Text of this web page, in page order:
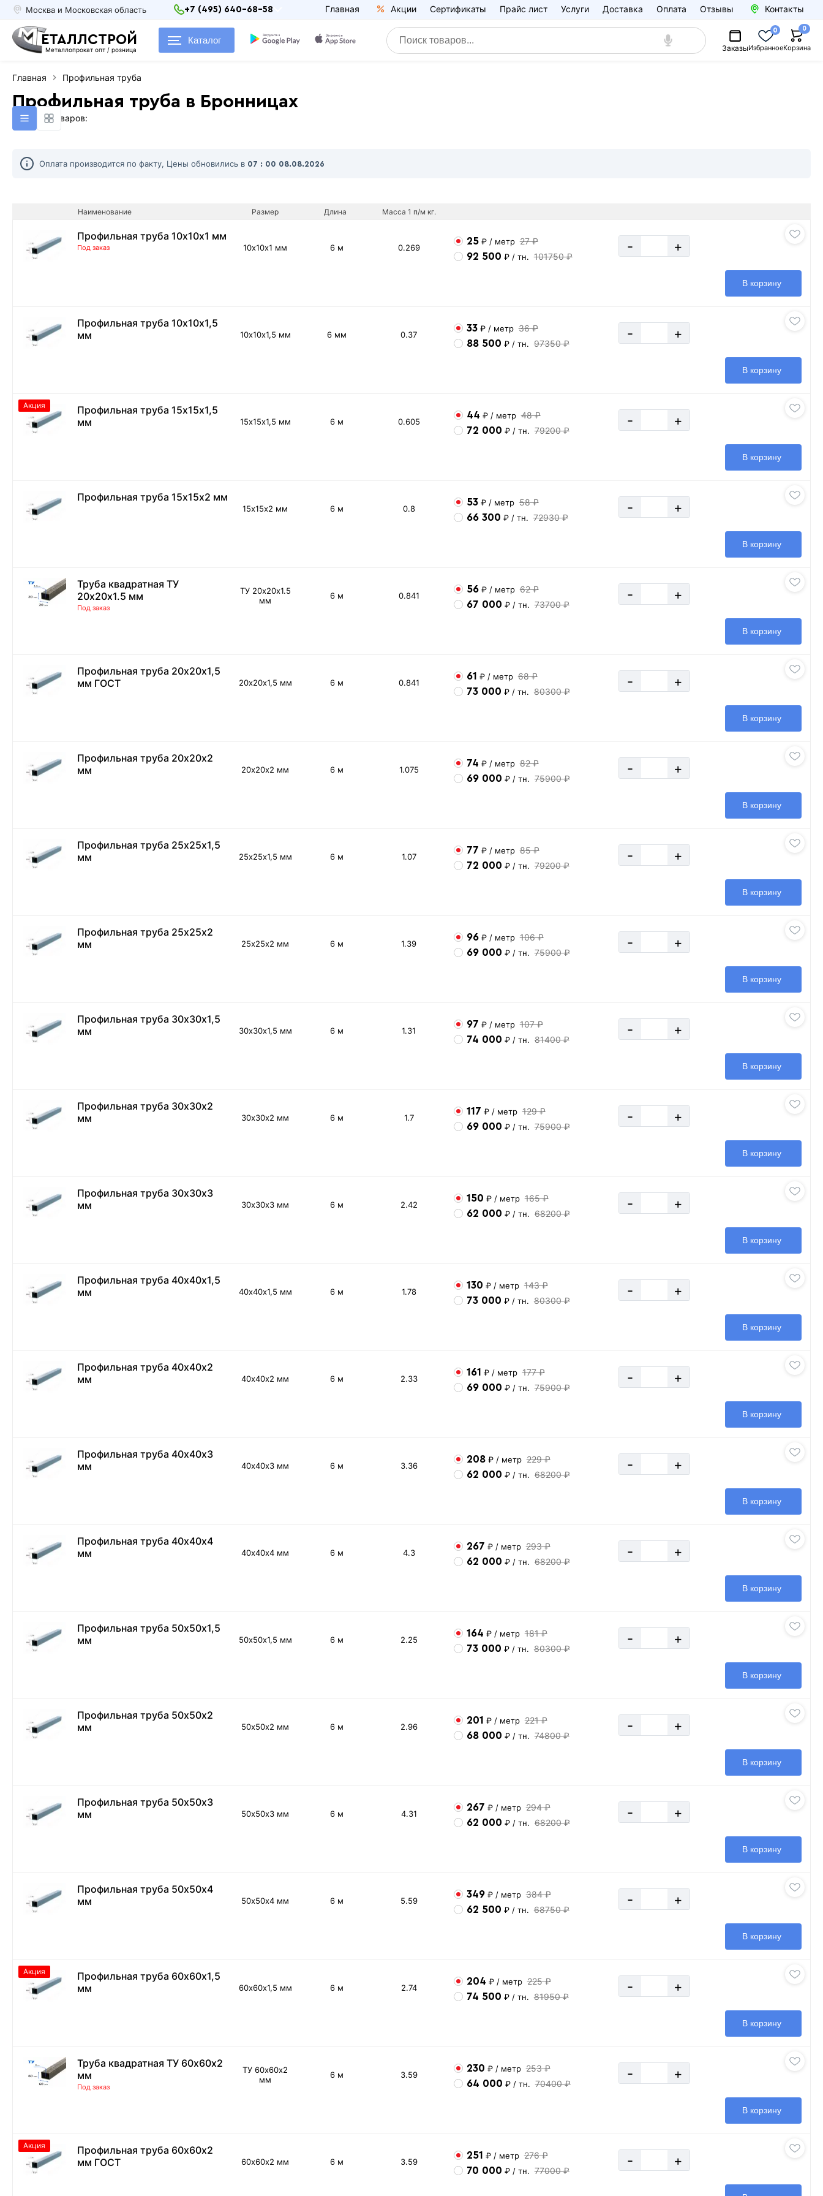
Москва и Московская область +7 (495) 640-68-58 Главная Акции Сертификаты Прайс лист Услуги Доставка Оплата Отзывы Контакты
ЕТАЛЛСТРОЙ
Металлопрокат опт / розница
Каталог
ЗаказыИзбранное
0
Корзина
0
Главная Профильная труба
Профильная труба в Бронницах
Найдено товаров:
Оплата производится по факту, Цены обновились в 07 : 00 08.08.2026
Наименование Размер Длина Масса 1 п/м кг.
Профильная труба 10х10х1 мм
Под заказ 10х10х1 мм 6 м 0.269
25 ₽ / метр 27 ₽
92 500 ₽ / тн. 101750 ₽
- +
В корзину
Профильная труба 10х10х1,5
мм
10х10х1,5 мм 6 мм 0.37
33 ₽ / метр 36 ₽
88 500 ₽ / тн. 97350 ₽
- +
В корзину
Профильная труба 15х15х1,5
мм
Акция
15х15х1,5 мм 6 м 0.605
44 ₽ / метр 48 ₽
72 000 ₽ / тн. 79200 ₽
- +
В корзину
Профильная труба 15х15х2 мм
15х15х2 мм 6 м 0.8
53 ₽ / метр 58 ₽
66 300 ₽ / тн. 72930 ₽
- +
В корзину
Труба квадратная ТУ
20х20х1.5 мм
Под заказ
ТУ 20х20х1.5
мм
6 м 0.841
56 ₽ / метр 62 ₽
67 000 ₽ / тн. 73700 ₽
- +
В корзину
Профильная труба 20х20х1,5
мм ГОСТ
20х20х1,5 мм 6 м 0.841
61 ₽ / метр 68 ₽
73 000 ₽ / тн. 80300 ₽
- +
В корзину
Профильная труба 20х20х2
мм
20х20х2 мм 6 м 1.075
74 ₽ / метр 82 ₽
69 000 ₽ / тн. 75900 ₽
- +
В корзину
Профильная труба 25х25х1,5
мм
25х25х1,5 мм 6 м 1.07
77 ₽ / метр 85 ₽
72 000 ₽ / тн. 79200 ₽
- +
В корзину
Профильная труба 25х25х2
мм
25х25х2 мм 6 м 1.39
96 ₽ / метр 106 ₽
69 000 ₽ / тн. 75900 ₽
- +
В корзину
Профильная труба 30х30х1,5
мм
30х30х1,5 мм 6 м 1.31
97 ₽ / метр 107 ₽
74 000 ₽ / тн. 81400 ₽
- +
В корзину
Профильная труба 30х30х2
мм
30х30х2 мм 6 м 1.7
117 ₽ / метр 129 ₽
69 000 ₽ / тн. 75900 ₽
- +
В корзину
Профильная труба 30х30х3
мм
30х30х3 мм 6 м 2.42
150 ₽ / метр 165 ₽
62 000 ₽ / тн. 68200 ₽
- +
В корзину
Профильная труба 40х40х1,5
мм
40х40х1,5 мм 6 м 1.78
130 ₽ / метр 143 ₽
73 000 ₽ / тн. 80300 ₽
- +
В корзину
Профильная труба 40х40х2
мм
40х40х2 мм 6 м 2.33
161 ₽ / метр 177 ₽
69 000 ₽ / тн. 75900 ₽
- +
В корзину
Профильная труба 40х40х3
мм
40х40х3 мм 6 м 3.36
208 ₽ / метр 229 ₽
62 000 ₽ / тн. 68200 ₽
- +
В корзину
Профильная труба 40х40х4
мм
40х40х4 мм 6 м 4.3
267 ₽ / метр 293 ₽
62 000 ₽ / тн. 68200 ₽
- +
В корзину
Профильная труба 50х50х1,5
мм
50х50х1,5 мм 6 м 2.25
164 ₽ / метр 181 ₽
73 000 ₽ / тн. 80300 ₽
- +
В корзину
Профильная труба 50х50х2
мм
50х50х2 мм 6 м 2.96
201 ₽ / метр 221 ₽
68 000 ₽ / тн. 74800 ₽
- +
В корзину
Профильная труба 50х50х3
мм
50х50х3 мм 6 м 4.31
267 ₽ / метр 294 ₽
62 000 ₽ / тн. 68200 ₽
- +
В корзину
Профильная труба 50х50х4
мм
50х50х4 мм 6 м 5.59
349 ₽ / метр 384 ₽
62 500 ₽ / тн. 68750 ₽
- +
В корзину
Профильная труба 60х60х1,5
мм
Акция
60х60х1,5 мм 6 м 2.74
204 ₽ / метр 225 ₽
74 500 ₽ / тн. 81950 ₽
- +
В корзину
Труба квадратная ТУ 60х60х2
мм
Под заказ
ТУ 60х60х2
мм
6 м 3.59
230 ₽ / метр 253 ₽
64 000 ₽ / тн. 70400 ₽
- +
В корзину
Профильная труба 60х60х2
мм ГОСТ
Акция
60х60х2 мм 6 м 3.59
251 ₽ / метр 276 ₽
70 000 ₽ / тн. 77000 ₽
- +